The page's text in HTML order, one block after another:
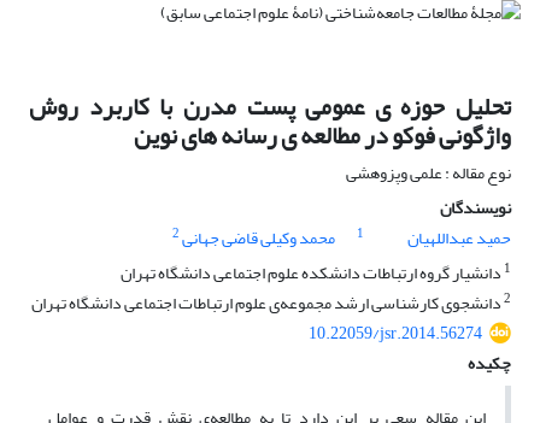
تحلیل حوزه‏ ی عمومی پست مدرن با کاربرد روش
واژگونی فوکو در مطالعه‏ ی رسانه‏ های نوین
نوع مقاله : علمی وپزوهشی
نویسندگان
حمید عبداللهیان
1 محمد وکیلی قاضی جهانی2
1 دانشیار گروه ارتباطات دانشکده علوم اجتماعی دانشگاه تهران
2دانشجوی کارشناسی ارشد مجموعه‌ی علوم ارتباطات اجتماعی دانشگاه تهران
10.22059/jsr.2014.56274
چکیده